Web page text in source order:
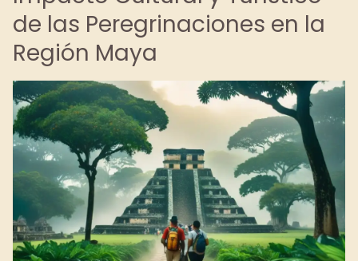
de las Peregrinaciones en la
Región Maya